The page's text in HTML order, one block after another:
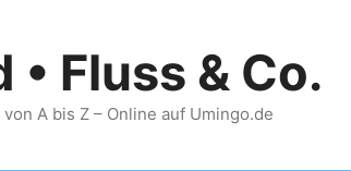
• Fluss & Co.
A bis Z – Online auf Umingo.de